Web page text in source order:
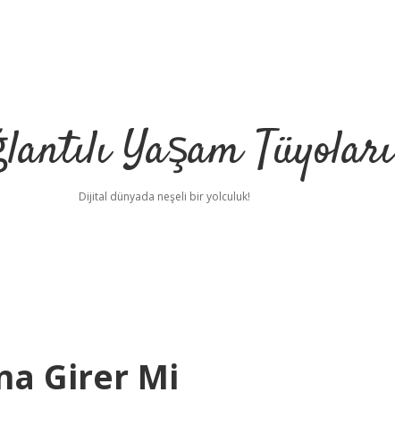
Yaşam Tüyoları
Dijital dünyada neşeli bir yolculuk!
Girer Mi